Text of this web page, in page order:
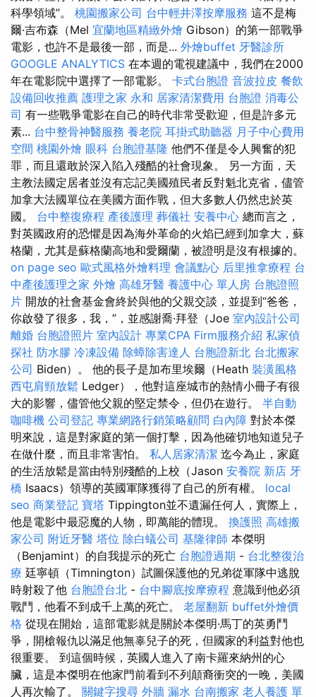
科學領域”。 桃園搬家公司 台中輕井澤按摩服務 這不是梅
爾·吉布森（Mel 宜蘭地區精緻外燴 Gibson）的第一部戰爭
電影，也許不是最後一部，而是... 外燴buffet 牙醫診所
GOOGLE ANALYTICS 在本週的電視建議中，我們在2000
年在電影院中選擇了一部電影。 卡式台胞證 音波拉皮 餐飲
設備回收推薦 護理之家 永和 居家清潔費用 台胞證 消毒公
司 有一些戰爭電影在自己的時代非常受歡迎，但是許多元
素... 台中整骨神醫服務 養老院 耳掛式助聽器 月子中心費用
空間 桃園外燴 眼科 台胞證基隆 他們不僅是令人興奮的犯
罪，而且還敢於深入陷入殘酷的社會現象。 另一方面，天
主教法國定居者並沒有忘記美國殖民者反對魁北克省，儘管
加拿大法國單位在美國方面作戰，但大多數人仍然忠於英
國。 台中整復療程 產後護理 葬儀社 安養中心 總而言之，
對英國政府的恐懼是因為海外革命的火焰已經到加拿大，蘇
格蘭，尤其是蘇格蘭高地和愛爾蘭，被證明是沒有根據的。
on page seo 歐式風格外燴料理 會議點心 后里推拿療程 台
中產後護理之家 外燴 高雄牙醫 養護中心 單人房 台胞證照
片 開放的社會基金會終於與他的父親交談，並提到“爸爸，
你啟發了很多，我，”，並感謝喬·拜登（Joe 室內設計公司
離婚 台胞證照片 室內設計 專業CPA Firm服務介紹 私家偵
探社 防水膠 冷凍設備 除蟑除害達人 台胞證新北 台北搬家
公司 Biden）。 他的長子是加布里埃爾（Heath 裝潢風格
西屯肩頸放鬆 Ledger），他對這座城市的熱情小冊子有很
大的影響，儘管他父親的堅定禁令，但仍在遊行。 半自動
咖啡機 公司登記 專業網路行銷策略顧問 白內障 對於本傑
明來說，這是對家庭的第一個打擊，因為他確切地知道兒子
在做什麼，而且非常害怕。 私人居家清潔 迄今為止，家庭
的生活放鬆是當由特別殘酷的上校（Jason 安養院 新店 牙
橋 Isaacs）領導的英國軍隊獲得了自己的所有權。 local
seo 商業登記 寶塔 Tippington並不遺漏任何人，實際上，
他是電影中最惡魔的人物，即萬能的體現。 換護照 高雄搬
家公司 附近牙醫 塔位 除白蟻公司 基隆律師 本傑明
（Benjamint）的自我提示的死亡 台胞證過期 - 台北整復治
療 廷寧頓（Timnington）試圖保護他的兄弟從軍隊中逃脫
時射殺了他 台胞證台北 - 台中腳底按摩療程 意識到他必須
戰鬥，他看不到成千上萬的死亡。 老屋翻新 buffet外燴價
格 從現在開始，這部電影就是關於本傑明·馬丁的英勇鬥
爭，開槍報仇以滿足他無辜兒子的死，但國家的利益對他也
很重要。 到這個時候，英國人進入了南卡羅來納州的心
臟，這是本傑明在他家門前看到不列顛裔衝突的一晚，美國
人再次輸了。 關鍵字搜尋 外牆 漏水 台南搬家 老人養護 單